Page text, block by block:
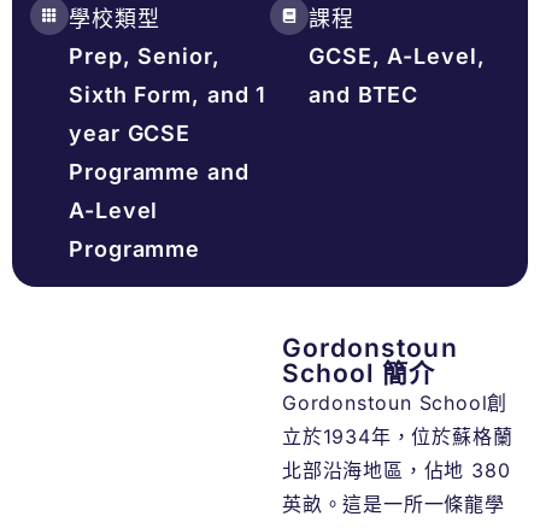
學校類型
Prep, Senior,
Sixth Form, and 1
year GCSE
Programme and
A-Level
Programme
課程
GCSE, A-Level,
and BTEC
Gordonstoun
School 簡介
Gordonstoun School創
立於1934年，位於蘇格蘭
北部沿海地區，佔地 380
英畝。這是一所一條龍學